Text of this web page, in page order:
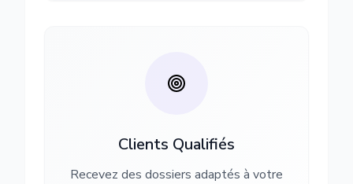
Clients Qualifiés
Recevez des dossiers adaptés à votre